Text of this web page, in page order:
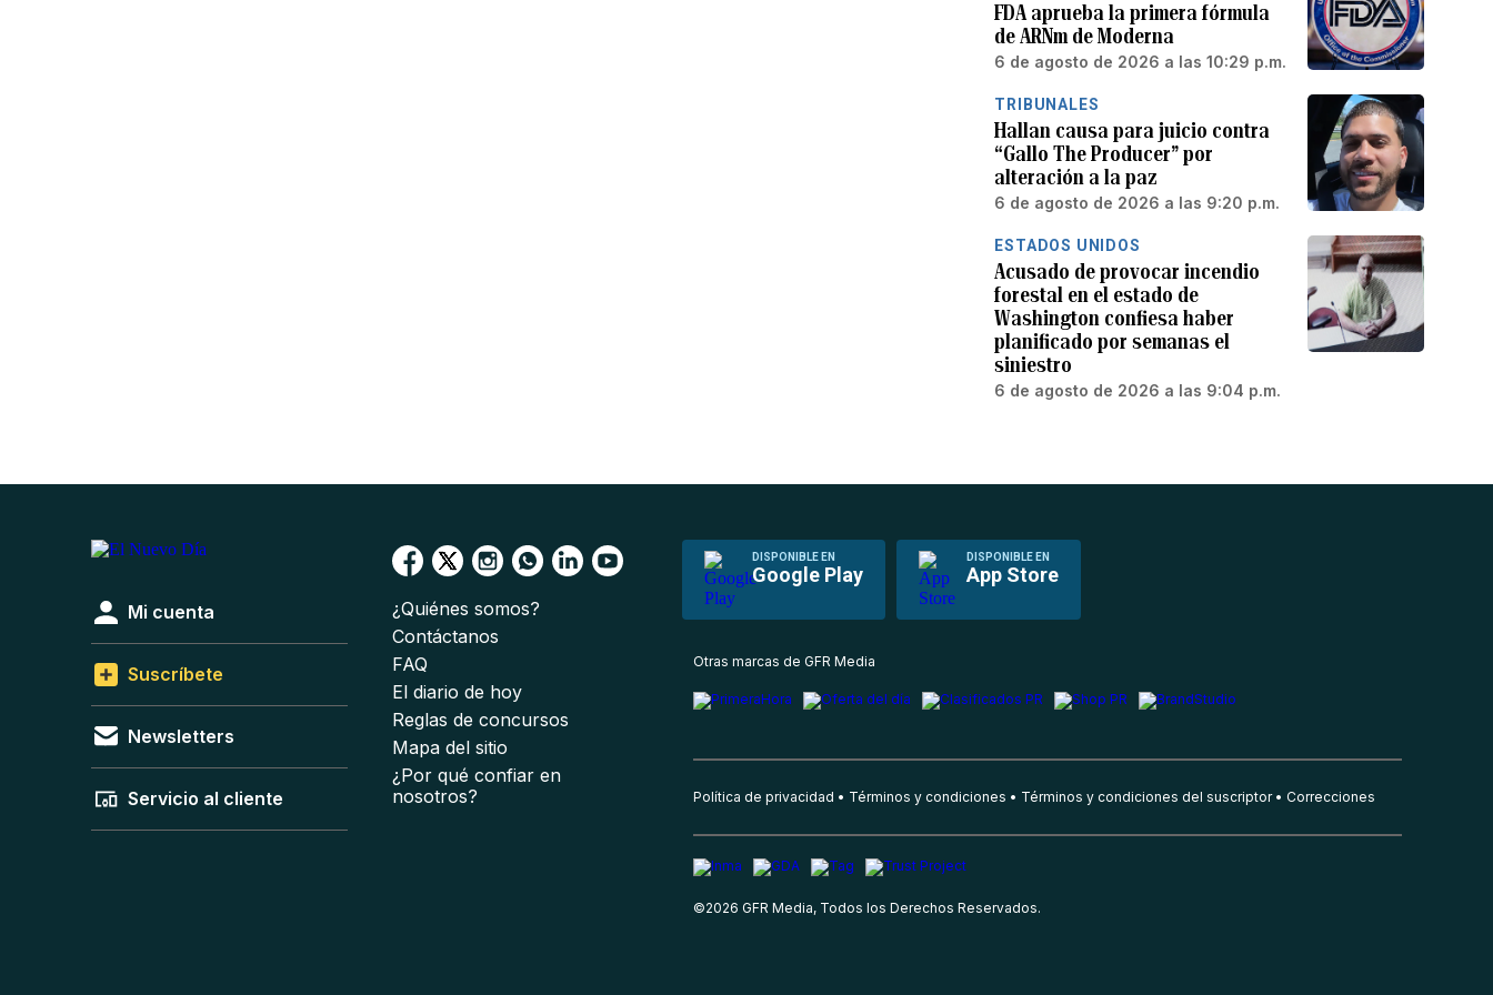
FDA aprueba la primera fórmula
de ARNm de Moderna
6 de agosto de 2026 a las 10:29 p.m.
TRIBUNALES
Hallan causa para juicio contra
“Gallo The Producer” por
alteración a la paz
6 de agosto de 2026 a las 9:20 p.m.
ESTADOS UNIDOS
Acusado de provocar incendio
forestal en el estado de
Washington confiesa haber
planificado por semanas el
siniestro
6 de agosto de 2026 a las 9:04 p.m.
DISPONIBLE EN
Google Play
DISPONIBLE EN
App Store
Mi cuenta
Suscríbete
Newsletters
Servicio al cliente
¿Quiénes somos?
Contáctanos
FAQ
El diario de hoy
Reglas de concursos
Mapa del sitio
¿Por qué confiar en
nosotros?
Otras marcas de GFR Media
Política de privacidad Términos y condiciones Términos y condiciones del suscriptor Correcciones
©2026 GFR Media, Todos los Derechos Reservados.